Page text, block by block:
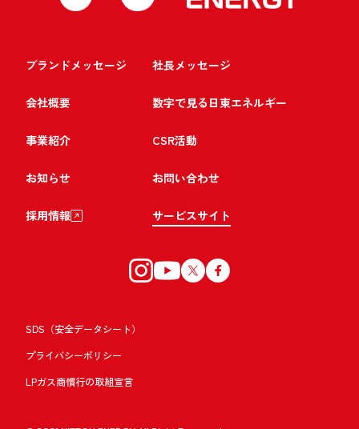
ブランドメッセージ 社長メッセージ
会社概要 数字で見る日東エネルギー
事業紹介 CSR活動
お知らせ お問い合わせ
採用情報 サービスサイト
SDS（安全データシート）
プライバシーポリシー
LPガス商慣行の取組宣言